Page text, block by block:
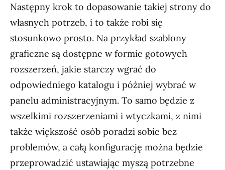
Następny krok to dopasowanie takiej strony do
własnych potrzeb, i to także robi się
stosunkowo prosto. Na przykład szablony
graficzne są dostępne w formie gotowych
rozszerzeń, jakie starczy wgrać do
odpowiedniego katalogu i później wybrać w
panelu administracyjnym. To samo będzie z
wszelkimi rozszerzeniami i wtyczkami, z nimi
także większość osób poradzi sobie bez
problemów, a całą konfigurację można będzie
przeprowadzić ustawiając myszą potrzebne